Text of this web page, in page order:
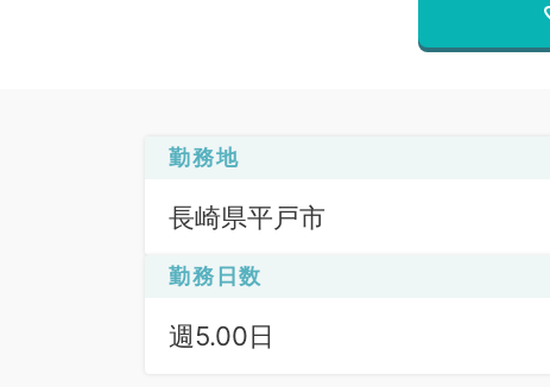
勤務地
長崎県平戸市
勤務日数
週5.00日